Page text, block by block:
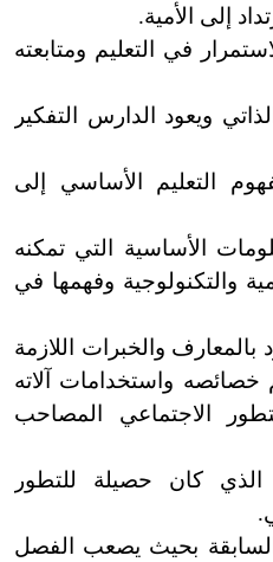
إلى الأمية.
في التعليم ومتابعته
ويعود الدارس التفكير
التعليم الأساسي إلى
الأساسية التي تمكنه
والتكنولوجية وفهمها في
بالمعارف والخبرات اللازمة
واستخدامات آلاته
الاجتماعي المصاحب
الذي كان حصيلة للتطور
بحيث يصعب الفصل